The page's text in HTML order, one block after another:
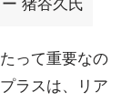
猪谷久氏
って重要なの
ラスは、リア